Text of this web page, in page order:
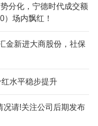
分化，宁德时代成交额
场内飘红！
金新进大商股份，社保
水平稳步提升
况请!关注公司后期发布